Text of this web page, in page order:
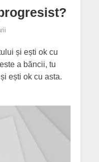
și ești ok cu
a băncii, tu
ești ok cu asta.